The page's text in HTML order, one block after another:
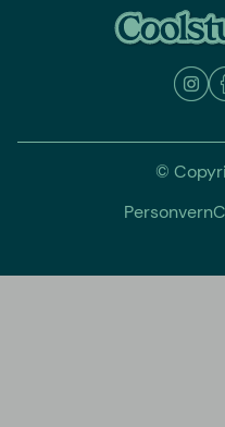
©
Personvern